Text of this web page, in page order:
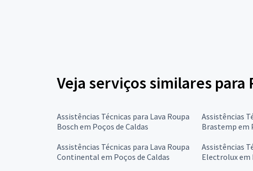
Veja serviços similares para
Assistências Técnicas para Lava Roupa
Bosch em Poços de Caldas
Assistências
Brastemp em
Assistências Técnicas para Lava Roupa
Continental em Poços de Caldas
Assistências
Electrolux em